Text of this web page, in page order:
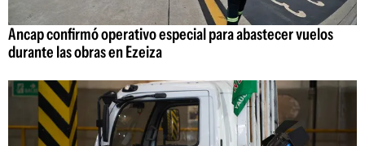
Ancap confirmó operativo especial para abastecer vuelos
durante las obras en Ezeiza